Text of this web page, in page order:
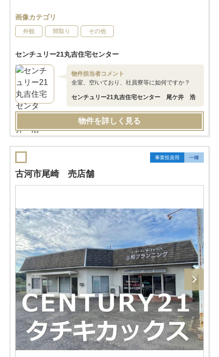
画像カテゴリ
外観 間取り その他
センチュリー21丸吉住宅センター
物件担当者コメント
全室、空iいており、社員寮等に如何ですか？
センチュリー21丸吉住宅センター 尾ケ井 浩
物件を詳しく見る
事業投資用 一棟
古河市尾崎 売店舗